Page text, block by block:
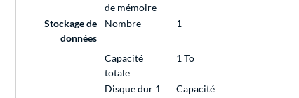
de mémoire
Stockage de
données
Nombre 1
Capacité
totale
1 To
Disque dur 1 Capacité